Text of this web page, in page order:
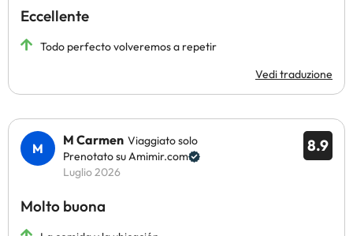
Eccellente
Todo perfecto volveremos a repetir
Vedi traduzione
8.9
M Carmen Viaggiato solo
Prenotato su Amimir.com
Luglio 2026
Molto buona